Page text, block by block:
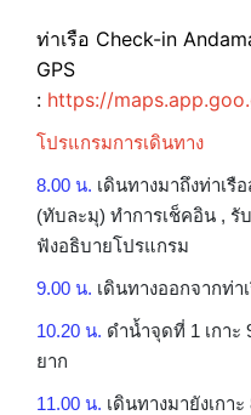
ท่าเรือ Check-in
GPS
: https://
โปรแกรมการเดินทาง
8.00 น. เดินทางมาถึงท่าเรื
(ทับละมุ) ทำการเช็คอิน , รั
ฟังอธิบายโปรแกรม
9.00 น. เดินทางออกจากท่า
10.20 น. ดำน้ำจุดที่ 1 เกาะ
ยาก
11.00 น. เดินทางมายังเกา